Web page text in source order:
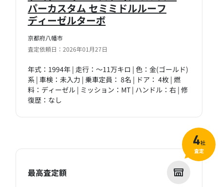
京都府八幡市
査定依頼日：2026年01月27日
パーカスタム セミミドルルーフ
ディーゼルターボ
年式：1994年 | 走行：～11万キロ | 色：金(ゴールド)
系 | 車検：未入力 | 乗車定員： 8名 | ドア： 4枚 | 燃
料：ディーゼル | ミッション：MT | ハンドル：右 | 修
復歴：なし
最高査定額
4社
査定